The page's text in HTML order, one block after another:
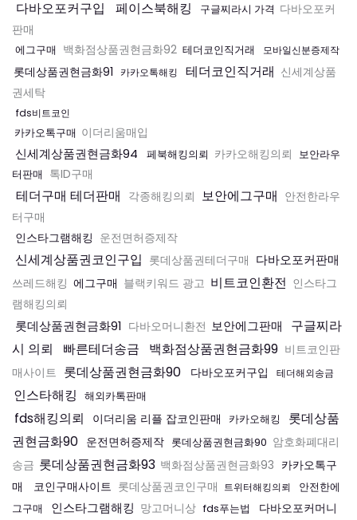
다바오포커구입 페이스북해킹 구글찌라시 가격 다바오포커
판매
에그구매 백화점상품권현금화92 테더코인직거래 모바일신분증제작
롯데상품권현금화91 카카오톡해킹 테더코인직거래 신세계상품
권세탁
fds비트코인
카카오톡구매 이더리움매입
신세계상품권현금화94 페북해킹의뢰 카카오해킹의뢰 보안라우
터판매 톡ID구매
테더구매 테더판매 각종해킹의뢰 보안에그구매 안전한라우
터구매
인스타그램해킹 운전면허증제작
신세계상품권코인구입 롯데상품권테더구매 다바오포커판매
쓰레드해킹 에그구매 블랙키워드 광고 비트코인환전 인스타그
램해킹의뢰
롯데상품권현금화91 다바오머니환전 보안에그판매
구글찌라
시 의뢰
빠른테더송금 백화점상품권현금화99 비트코인판
매사이트 롯데상품권현금화90 다바오포커구입 테더해외송금
인스타해킹 해외카톡판매
fds해킹의뢰 이더리움 리플 잡코인판매 카카오해킹
롯데상품
권현금화90 운전면허증제작 롯데상품권현금화90 암호화폐대리
송금 롯데상품권현금화93 백화점상품권현금화93 카카오톡구
매
코인구매사이트 롯데상품권코인구매 트위터해킹의뢰
안전한에
그구매
인스타그램해킹 망고머니상 fds푸는법
다바오포커머니